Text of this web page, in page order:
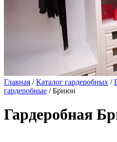
Главная /Каталог гардеробных /
гардеробные / Бриюн
Гардеробная